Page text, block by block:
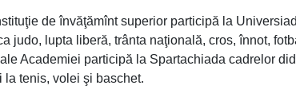
de învăţămînt superior participă la
judo, lupta liberă, trânta naţională, cros, înnot,
Academiei participă la Spartachiada cadrelor
tenis, volei şi baschet.